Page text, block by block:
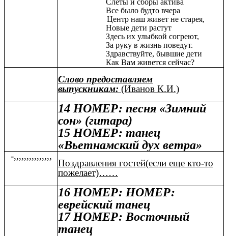
Все было будто вчера
Центр наш живет не старея,
Новые дети растут
Здесь их улыбкой согреют,
За руку в жизнь поведут.
Здравствуйте, бывшие дети
Как Вам живется сейчас?
Слово предоставляем
выпускникам: (Иванов К.И.)
14 НОМЕР: песня «Зимний
сон» (гитара)
15 НОМЕР: танец
«Вьетнамский дух ветра»
-,,,,,,,,,,,,,,,
Поздравления гостей(если еще кто-то
пожелает)……
16 НОМЕР: НОМЕР:
еврейский танец
17 НОМЕР: Восточный
танец